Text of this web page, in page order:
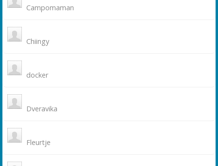
Campomaman
Chiingy
docker
Dveravika
Fleurtje